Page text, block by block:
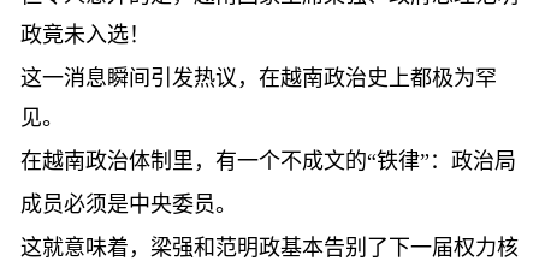
政竟未入选！
这一消息瞬间引发热议，在越南政治史上都极为罕
见。
在越南政治体制里，有一个不成文的“铁律”：政治局
成员必须是中央委员。
这就意味着，梁强和范明政基本告别了下一届权力核